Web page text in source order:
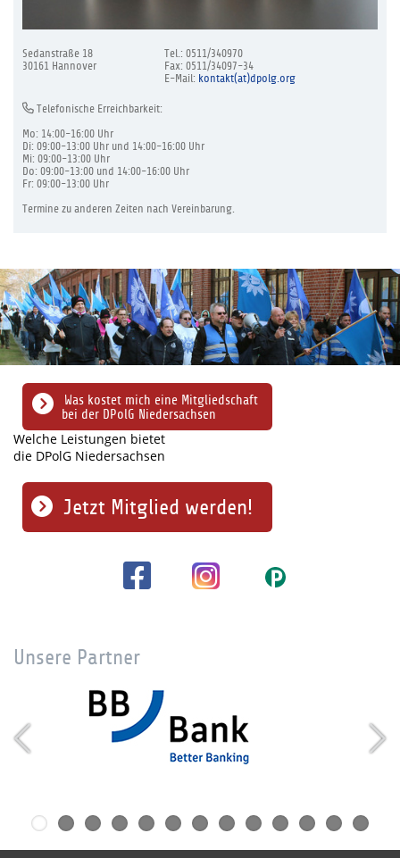
Sedanstraße 18
30161 Hannover
Tel.: 0511/340970
Fax: 0511/34097-34
E-Mail: kontakt(at)dpolg.org
Telefonische Erreichbarkeit:
Mo: 14:00-16:00 Uhr
Di: 09:00-13:00 Uhr und 14:00-16:00 Uhr
Mi: 09:00-13:00 Uhr
Do: 09:00-13:00 und 14:00-16:00 Uhr
Fr: 09:00-13:00 Uhr
Termine zu anderen Zeiten nach Vereinbarung.
Was kostet mich eine Mitgliedschaft
bei der DPolG Niedersachsen
Welche Leistungen bietet
die DPolG Niedersachsen
Jetzt Mitglied werden!
Unsere Partner